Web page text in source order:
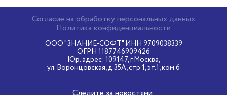
Согласие на обработку персональных данных
Политика конфиденциальности
ООО "ЗНАНИЕ-СОФТ" ИНН 9709038339
ОГРН 1187746909426
Юр. адрес: 109147, г.Москва,
ул. Воронцовская, д.35А, стр.1, эт.1, ком.6